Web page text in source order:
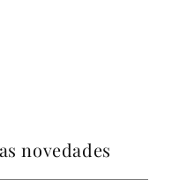
novedades